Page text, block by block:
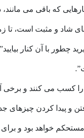
که باقی می
شاد و مثبت است،
چطور با آن کنار
کسب می کنند و برخی
و پیدا کردن چیزهای
خواهد بود و